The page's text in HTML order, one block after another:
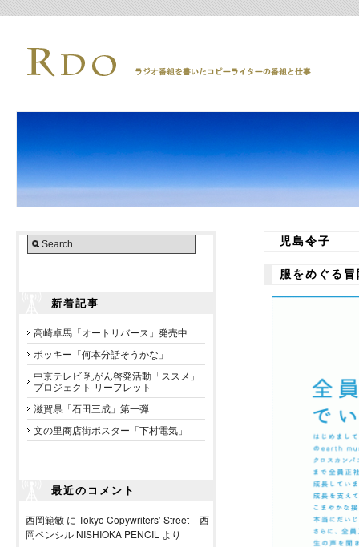
新着記事
高崎卓馬「オートリバース」発売中
ポッキー「何本分話そうかな」
中京テレビ 乳がん啓発活動「ススメ」
プロジェクト リーフレット
滋賀県「石田三成」第一弾
文の里商店街ポスター「下村電気」
最近のコメント
西岡範敏 に Tokyo Copywriters’ Street – 西
岡ペンシル NISHIOKA PENCIL より
児島令子
服をめぐる